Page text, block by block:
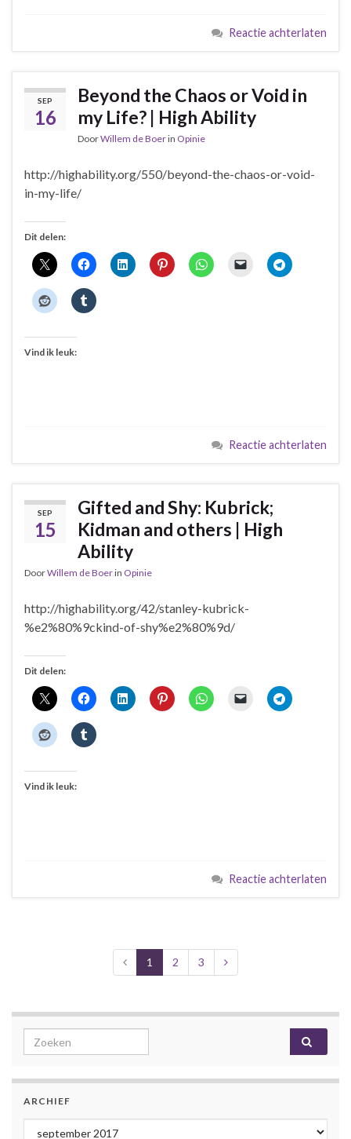
Reactie achterlaten
SEP
16
Beyond the Chaos or Void in
my Life? | High Ability
DoorWillem de Boerin Opinie
http://highability.org/550/beyond-the-chaos-or-void-
in-my-life/
Dit delen:
Vind ik leuk:
Reactie achterlaten
SEP
15
Gifted and Shy: Kubrick;
Kidman and others | High
Ability
DoorWillem de Boerin Opinie
http://highability.org/42/stanley-kubrick-
%e2%80%9ckind-of-shy%e2%80%9d/
Dit delen:
Vind ik leuk:
Reactie achterlaten
1 2 3
Search for:
ARCHIEF
Archief